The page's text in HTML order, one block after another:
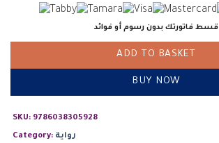
قسط فاتورتك بدون رسوم أو فوائد
ADD TO BASKET
BUY NOW
SKU: 9786038305928
Category: رواية